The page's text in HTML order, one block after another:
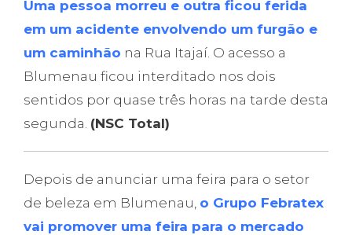
Uma pessoa morreu e outra ficou ferida
em um acidente envolvendo um furgão e
um caminhão na Rua Itajaí. O acesso a
Blumenau ficou interditado nos dois
sentidos por quase três horas na tarde desta
segunda. (NSC Total)
Depois de anunciar uma feira para o setor
de beleza em Blumenau, o Grupo Febratex
vai promover uma feira para o mercado